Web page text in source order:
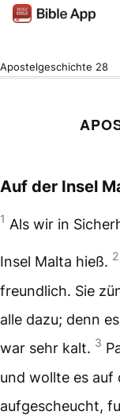
Apostelgeschichte 28
Auf der Insel
1 Als wir in
Insel Malta hieß. 2
freundlich. Sie
alle dazu; denn
war sehr kalt. 3
und wollte es auf
aufgescheucht,